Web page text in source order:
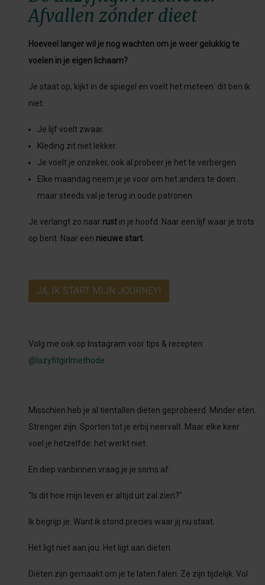
Afvallen zónder dieet
Hoeveel langer wil je nog wachten om je weer gelukkig te
voelen in je eigen lichaam?
Je staat op, kijkt in de spiegel en voelt het meteen: dit ben ik
niet.
Je lijf voelt zwaar.
Kleding zit niet lekker.
Je voelt je onzeker, ook al probeer je het te verbergen.
Elke maandag neem je je voor om het anders te doen…
maar steeds val je terug in oude patronen.
Je verlangt zo naar rust in je hoofd. Naar een lijf waar je trots
op bent. Naar een nieuwe start.
JA, IK START MIJN JOURNEY!
Volg me ook op Instagram voor tips & recepten:
@lazyfitgirlmethode
Misschien heb je al tientallen diëten geprobeerd. Minder eten.
Strenger zijn. Sporten tot je erbij neervalt. Maar elke keer
voel je hetzelfde: het werkt niet.
En diep vanbinnen vraag je je soms af:
“Is dit hoe mijn leven er altijd uit zal zien?”
Ik begrijp je. Want ik stond precies waar jij nu staat.
Het ligt niet aan jou. Het ligt aan diëten.
Diëten zijn gemaakt om je te laten falen. Ze zijn tijdelijk. Vol